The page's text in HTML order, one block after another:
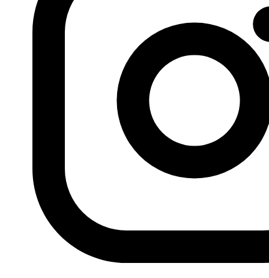
Fundación Al Fanar acerca la realidad social, política y
cultural del mundo árabe a través de publicaciones,
proyectos, análisis y actividades.